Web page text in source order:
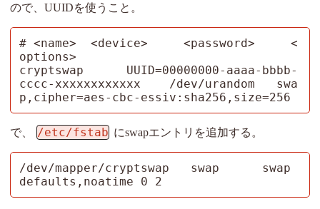
ので、UUIDを使うこと。
# <name>  <device>     <password>     <
options>
cryptswap      UUID=00000000-aaaa-bbbb-
cccc-xxxxxxxxxxxx    /dev/urandom   swa
p,cipher=aes-cbc-essiv:sha256,size=256
で、 /etc/fstab にswapエントリを追加する。
/dev/mapper/cryptswap   swap      swap
defaults,noatime 0 2